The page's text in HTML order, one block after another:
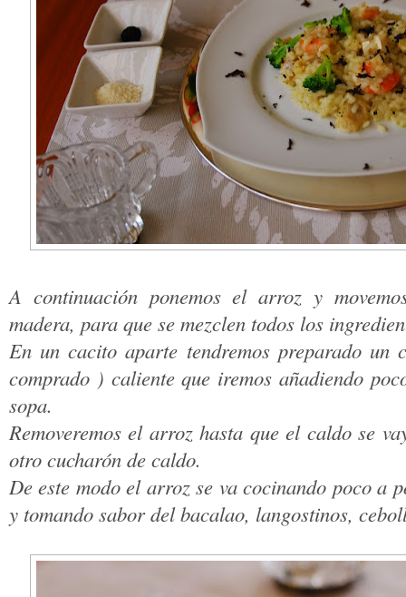
A continuación ponemos el arroz y
madera, para que se mezclen todos los
En un cacito aparte tendremos preparado un
comprado ) caliente que iremos añadiendo
sopa.
Removeremos el arroz hasta que el caldo se
otro cucharón de caldo.
De este modo el arroz se va cocinando poco a
y tomando sabor del bacalao, langostinos,